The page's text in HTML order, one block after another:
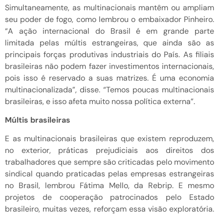
Simultaneamente, as multinacionais mantêm ou ampliam
seu poder de fogo, como lembrou o embaixador Pinheiro.
“A ação internacional do Brasil é em grande parte
limitada pelas múltis estrangeiras, que ainda são as
principais forças produtivas industriais do País. As filiais
brasileiras não podem fazer investimentos internacionais,
pois isso é reservado a suas matrizes. É uma economia
multinacionalizada”, disse. “Temos poucas multinacionais
brasileiras, e isso afeta muito nossa política externa”.
Múltis brasileiras
E as multinacionais brasileiras que existem reproduzem,
no exterior, práticas prejudiciais aos direitos dos
trabalhadores que sempre são criticadas pelo movimento
sindical quando praticadas pelas empresas estrangeiras
no Brasil, lembrou Fátima Mello, da Rebrip. E mesmo
projetos de cooperação patrocinados pelo Estado
brasileiro, muitas vezes, reforçam essa visão exploratória.